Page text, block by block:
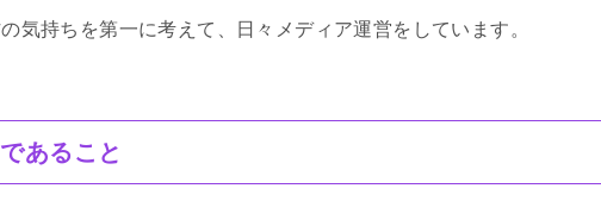
気持ちを第一に考えて、日々メディア運営をしています。
あること